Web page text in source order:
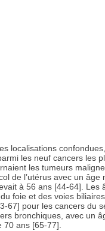
localisations
les neuf cancers les
les tumeurs
de l’utérus avec un
à 56 ans [44-64].
foie et des voies
67] pour les cancers du
bronchiques, avec un
ans [65-77].